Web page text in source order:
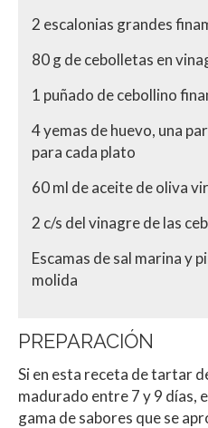
2 escalonias grandes
80 g de cebolletas en
1 puñado de cebollino
4 yemas de huevo, una
para cada plato
60 ml de aceite de oliva
2 c/s del vinagre de las
Escamas de sal marina y
molida
PREPARACIÓN
Si en esta receta de tartar
madurado entre 7 y 9 días,
gama de sabores que se